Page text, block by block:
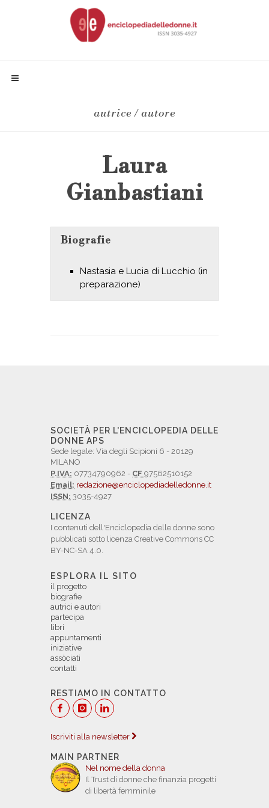
autrice / autore
Laura
Gianbastiani
Biografie
Nastasia e Lucia di Lucchio (in
preparazione)
SOCIETÀ PER L'ENCICLOPEDIA DELLE
DONNE APS
Sede legale: Via degli Scipioni 6 - 20129
MILANO
P.IVA: 07734790962 - CF 97562510152
Email: redazione@enciclopediadelledonne.it
ISSN: 3035-4927
LICENZA
I contenuti dell'Enciclopedia delle donne sono
pubblicati sotto licenza Creative Commons CC
BY-NC-SA 4.0.
ESPLORA IL SITO
il progetto
biografie
autrici e autori
partecipa
libri
appuntamenti
iniziative
assòciati
contatti
RESTIAMO IN CONTATTO
Iscriviti alla newsletter
MAIN PARTNER
Nel nome della donna
Il Trust di donne che finanzia progetti
di libertà femminile